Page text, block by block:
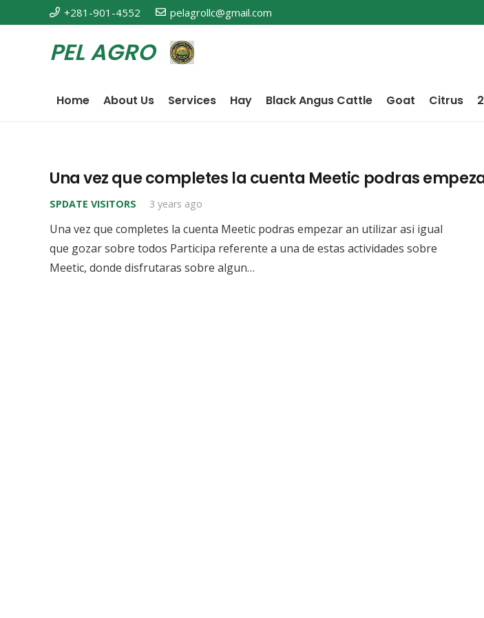
+281-901-4552 pelagrollc@gmail.com
PEL AGRO
Home About Us Services Hay Black Angus Cattle Goat Citrus
Una vez que completes la cuenta Meetic podras
SPDATE VISITORS 3 years ago
Una vez que completes la cuenta Meetic podras empezar an utilizar asi­ igual
que gozar sobre todos Participa referente a una de estas actividades sobre
Meetic, donde disfrutaras sobre algun…